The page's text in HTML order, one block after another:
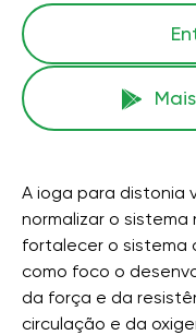
A ioga para distonia
normalizar o sistema
fortalecer o sistema
como foco o
da força e da
circulação e da